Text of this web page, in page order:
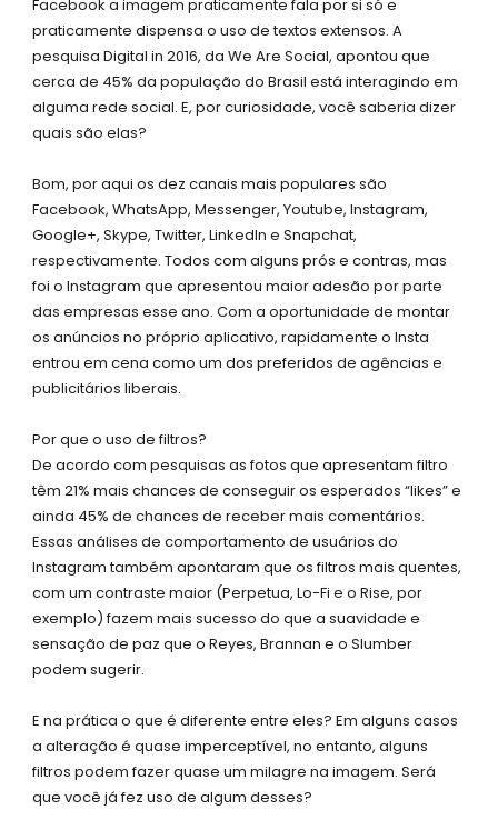
-
s
q
u
a
e
m
Facebook a imagem praticamente fala por si só e
praticamente dispensa o uso de textos extensos. A
pesquisa Digital in 2016, da We Are Social, apontou que
cerca de 45% da população do Brasil está interagindo em
alguma rede social. E, por curiosidade, você saberia dizer
quais são elas?
Bom, por aqui os dez canais mais populares são
Facebook, WhatsApp, Messenger, Youtube, Instagram,
Google+, Skype, Twitter, LinkedIn e Snapchat,
respectivamente. Todos com alguns prós e contras, mas
foi o Instagram que apresentou maior adesão por parte
das empresas esse ano. Com a oportunidade de montar
os anúncios no próprio aplicativo, rapidamente o Insta
entrou em cena como um dos preferidos de agências e
publicitários liberais.
Por que o uso de filtros?
De acordo com pesquisas as fotos que apresentam filtro
têm 21% mais chances de conseguir os esperados “likes” e
ainda 45% de chances de receber mais comentários.
Essas análises de comportamento de usuários do
Instagram também apontaram que os filtros mais quentes,
com um contraste maior (Perpetua, Lo-Fi e o Rise, por
exemplo) fazem mais sucesso do que a suavidade e
sensação de paz que o Reyes, Brannan e o Slumber
podem sugerir.
E na prática o que é diferente entre eles? Em alguns casos
a alteração é quase imperceptível, no entanto, alguns
filtros podem fazer quase um milagre na imagem. Será
que você já fez uso de algum desses?